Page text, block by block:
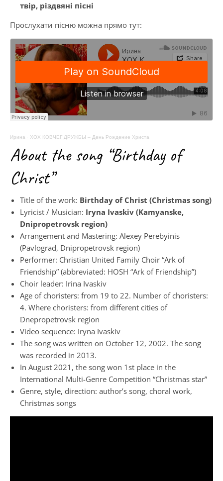
твір, різдвяні пісні
Прослухати пісню можна прямо тут:
Ирина · ХОХ КОВЧЕГ ДРУЖБЫ – День Рождение Христа
About the song “Birthday of
Christ”
Title of the work: Birthday of Christ (Christmas song)
Lyricist / Musician: Iryna Ivaskiv (Kamyanske,
Dnipropetrovsk region)
Arrangement and Mastering: Alexey Perebyinis
(Pavlograd, Dnipropetrovsk region)
Performer: Christian United Family Choir “Ark of
Friendship” (abbreviated: HOSH “Ark of Friendship”)
Choir leader: Irina Ivaskiv
Age of choristers: from 19 to 22. Number of choristers:
4. Where choristers: from different cities of
Dnepropetrovsk region
Video sequence: Iryna Ivaskiv
The song was written on October 12, 2002. The song
was recorded in 2013.
In August 2021, the song won 1st place in the
International Multi-Genre Competition “Christmas star”
Genre, style, direction: author’s song, choral work,
Christmas songs